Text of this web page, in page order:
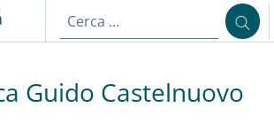
Guido Castelnuovo